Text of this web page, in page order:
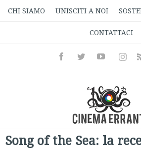
CHI SIAMO UNISCITI A NOI
CONTATTACI
FacebookTwitterYoutube
Song of the Sea: la